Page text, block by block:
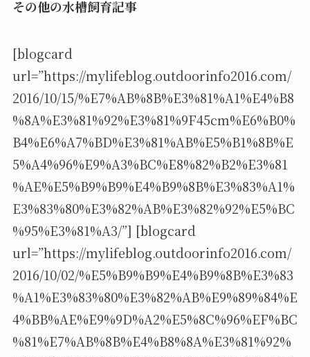
その他の水槽飼育記事
[blogcard
url=”https://mylifeblog.outdoorinfo2016.com/
2016/10/15/%E7%AB%8B%E3%81%A1%E4%B8
%8A%E3%81%92%E3%81%9F45cm%E6%B0%
B4%E6%A7%BD%E3%81%AB%E5%B1%8B%E
5%A4%96%E9%A3%BC%E8%82%B2%E3%81
%AE%E5%B9%B9%E4%B9%8B%E3%83%A1%
E3%83%80%E3%82%AB%E3%82%92%E5%BC
%95%E3%81%A3/”] [blogcard
url=”https://mylifeblog.outdoorinfo2016.com/
2016/10/02/%E5%B9%B9%E4%B9%8B%E3%83
%A1%E3%83%80%E3%82%AB%E9%89%84%E
4%BB%AE%E9%9D%A2%E5%8C%96%EF%BC
%81%E7%AB%8B%E4%B8%8A%E3%81%92%